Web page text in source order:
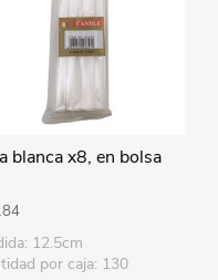
blanca x8, en bolsa
12.5cm
por caja: 130